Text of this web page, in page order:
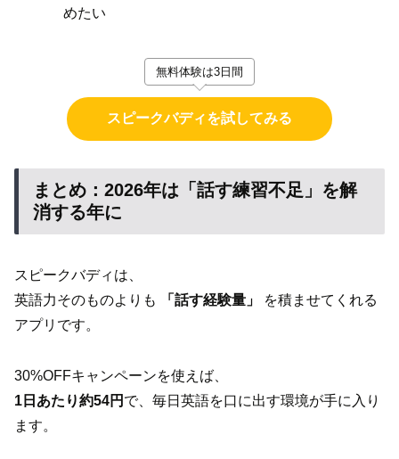
めたい
無料体験は3日間
スピークバディを試してみる
まとめ：2026年は「話す練習不足」を解
消する年に
スピークバディは、
英語力そのものよりも
「話す経験量」
を積ませてくれる
アプリです。
30%OFFキャンペーンを使えば、
1日あたり約54円 で、毎日英語を口に出す環境が手に入り
ます。